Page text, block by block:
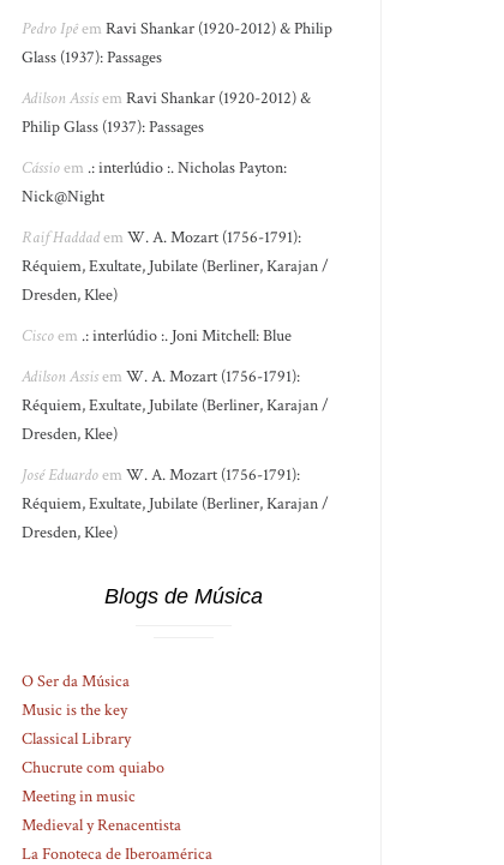
Pedro IpêemRavi Shankar (1920-2012) & Philip
Glass (1937): Passages
Adilson AssisemRavi Shankar (1920-2012) &
Philip Glass (1937): Passages
Cássioem .: interlúdio :. Nicholas Payton:
Nick@Night
Raif HaddademW. A. Mozart (1756-1791):
Réquiem, Exultate, Jubilate (Berliner, Karajan /
Dresden, Klee)
Ciscoem .: interlúdio :. Joni Mitchell: Blue
Adilson AssisemW. A. Mozart (1756-1791):
Réquiem, Exultate, Jubilate (Berliner, Karajan /
Dresden, Klee)
José EduardoemW. A. Mozart (1756-1791):
Réquiem, Exultate, Jubilate (Berliner, Karajan /
Dresden, Klee)
Blogs de Música
O Ser da Música
Music is the key
Classical Library
Chucrute com quiabo
Meeting in music
Medieval y Renacentista
La Fonoteca de Iberoamérica